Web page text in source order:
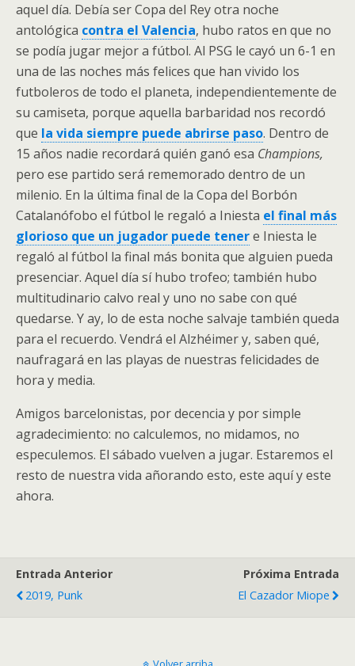
aquel día. Debía ser Copa del Rey otra noche
antológica contra el Valencia, hubo ratos en que no
se podía jugar mejor a fútbol. Al PSG le cayó un 6-1 en
una de las noches más felices que han vivido los
futboleros de todo el planeta, independientemente de
su camiseta, porque aquella barbaridad nos recordó
que la vida siempre puede abrirse paso. Dentro de
15 años nadie recordará quién ganó esa Champions,
pero ese partido será rememorado dentro de un
milenio. En la última final de la Copa del Borbón
Catalanófobo el fútbol le regaló a Iniesta el final más
glorioso que un jugador puede tenere Iniesta le
regaló al fútbol la final más bonita que alguien pueda
presenciar. Aquel día sí hubo trofeo; también hubo
multitudinario calvo real y uno no sabe con qué
quedarse. Y ay, lo de esta noche salvaje también queda
para el recuerdo. Vendrá el Alzhéimer y, saben qué,
naufragará en las playas de nuestras felicidades de
hora y media.
Amigos barcelonistas, por decencia y por simple
agradecimiento: no calculemos, no midamos, no
especulemos. El sábado vuelven a jugar. Estaremos el
resto de nuestra vida añorando esto, este aquí y este
ahora.
Entrada Anterior
2019, Punk
Próxima Entrada
El Cazador Miope